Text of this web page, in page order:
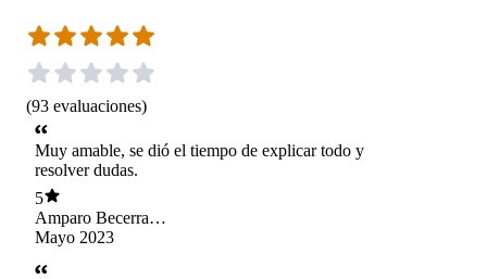
(93 evaluaciones)
Muy amable, se dió el tiempo de explicar todo y
resolver dudas.
5
Amparo Becerra
Barroeta
Mayo 2023